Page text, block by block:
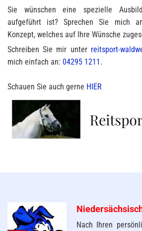
Sie wünschen eine spezielle
aufgeführt ist? Sprechen Sie mich
Konzept, welches auf Ihre Wünsche
Schreiben Sie mir unter reitsport-
mich einfach an: 04295 1211 .
Schauen Sie auch gerne HIER
Nach Ihren